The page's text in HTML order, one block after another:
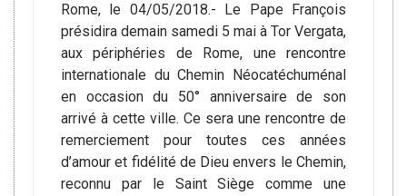
Rome, le 04/05/2018.- Le Pape François
présidira demain samedi 5 mai à Tor Vergata,
aux périphéries de Rome, une rencontre
internationale du Chemin Néocatéchuménal
en occasion du 50° anniversaire de son
arrivé à cette ville. Ce sera une rencontre de
remerciement pour toutes ces années
d’amour et fidélité de Dieu envers le Chemin,
reconnu par le Saint Siège comme une